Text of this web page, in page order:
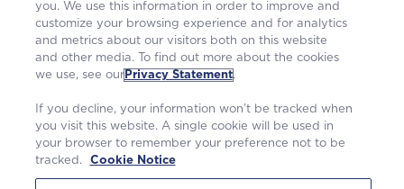
©2026 Westinghouse Electric Company LLC. |Izjava o zasebnosti
you. We use this information in order to improve and
customize your browsing experience and for analytics
and metrics about our visitors both on this website
and other media. To find out more about the cookies
we use, see our Privacy Statement.
If you decline, your information won’t be tracked when
you visit this website. A single cookie will be used in
your browser to remember your preference not to be
tracked.
Cookie Notice